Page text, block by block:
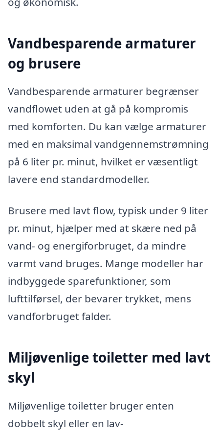
Vandbesparende armaturer
og brusere
Vandbesparende armaturer begrænser
vandflowet uden at gå på kompromis
med komforten. Du kan vælge armaturer
med en maksimal vandgennemstrømning
på 6 liter pr. minut, hvilket er væsentligt
lavere end standardmodeller.
Brusere med lavt flow, typisk under 9 liter
pr. minut, hjælper med at skære ned på
vand- og energiforbruget, da mindre
varmt vand bruges. Mange modeller har
indbyggede sparefunktioner, som
lufttilførsel, der bevarer trykket, mens
vandforbruget falder.
Miljøvenlige toiletter med lavt
skyl
Miljøvenlige toiletter bruger enten
dobbelt skyl eller en lav-